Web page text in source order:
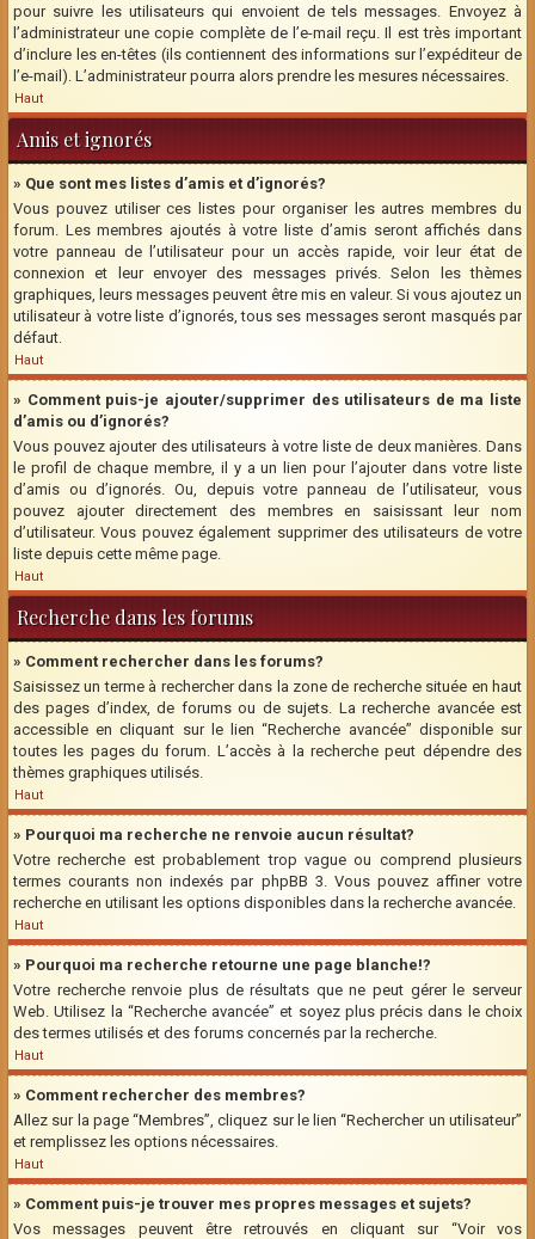
pour suivre les utilisateurs qui envoient de tels messages. Envoyez à
l’administrateur une copie complète de l’e-mail reçu. Il est très important
d’inclure les en-têtes (ils contiennent des informations sur l’expéditeur de
l’e-mail). L’administrateur pourra alors prendre les mesures nécessaires.
Haut
Amis et ignorés
» Que sont mes listes d’amis et d’ignorés?
Vous pouvez utiliser ces listes pour organiser les autres membres du
forum. Les membres ajoutés à votre liste d’amis seront affichés dans
votre panneau de l’utilisateur pour un accès rapide, voir leur état de
connexion et leur envoyer des messages privés. Selon les thèmes
graphiques, leurs messages peuvent être mis en valeur. Si vous ajoutez un
utilisateur à votre liste d’ignorés, tous ses messages seront masqués par
défaut.
Haut
» Comment puis-je ajouter/supprimer des utilisateurs de ma liste
d’amis ou d’ignorés?
Vous pouvez ajouter des utilisateurs à votre liste de deux manières. Dans
le profil de chaque membre, il y a un lien pour l’ajouter dans votre liste
d’amis ou d’ignorés. Ou, depuis votre panneau de l’utilisateur, vous
pouvez ajouter directement des membres en saisissant leur nom
d’utilisateur. Vous pouvez également supprimer des utilisateurs de votre
liste depuis cette même page.
Haut
Recherche dans les forums
» Comment rechercher dans les forums?
Saisissez un terme à rechercher dans la zone de recherche située en haut
des pages d’index, de forums ou de sujets. La recherche avancée est
accessible en cliquant sur le lien “Recherche avancée” disponible sur
toutes les pages du forum. L’accès à la recherche peut dépendre des
thèmes graphiques utilisés.
Haut
» Pourquoi ma recherche ne renvoie aucun résultat?
Votre recherche est probablement trop vague ou comprend plusieurs
termes courants non indexés par phpBB 3. Vous pouvez affiner votre
recherche en utilisant les options disponibles dans la recherche avancée.
Haut
» Pourquoi ma recherche retourne une page blanche!?
Votre recherche renvoie plus de résultats que ne peut gérer le serveur
Web. Utilisez la “Recherche avancée” et soyez plus précis dans le choix
des termes utilisés et des forums concernés par la recherche.
Haut
» Comment rechercher des membres?
Allez sur la page “Membres”, cliquez sur le lien “Rechercher un utilisateur”
et remplissez les options nécessaires.
Haut
» Comment puis-je trouver mes propres messages et sujets?
Vos messages peuvent être retrouvés en cliquant sur “Voir vos